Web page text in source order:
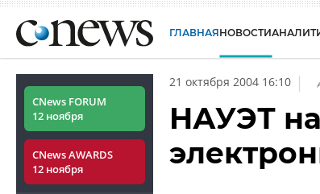
ГЛАВНАЯНОВОСТИ
CNews FORUM
12 ноября
CNews AWARDS
12 ноября
21 октября 2004 16:10 |
НАУЭТ